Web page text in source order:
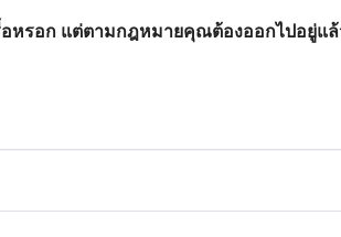
หรอก แต่ตามกฎหมายคุณต้องออกไปอยู่แล้